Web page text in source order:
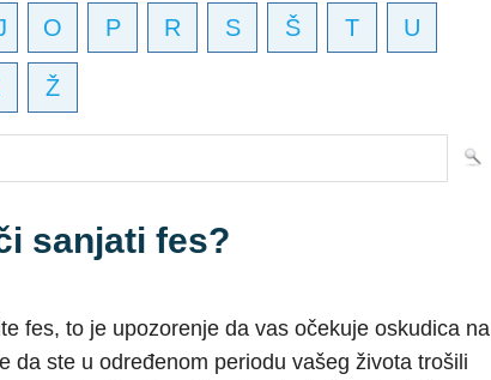
O P R S Š T U
Ž
sanjati fes?
fes, to je upozorenje da vas očekuje oskudica na
da ste u određenom periodu vašeg života trošili